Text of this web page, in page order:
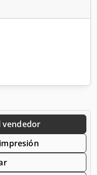
vendedor